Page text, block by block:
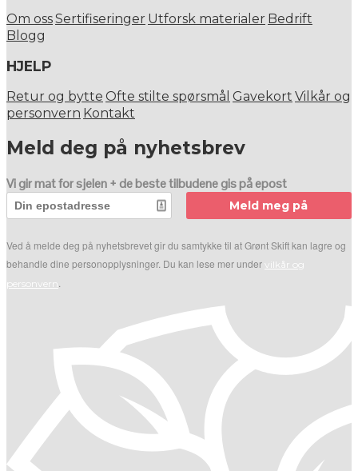
Om ossSertifiseringer Utforsk materialer Bedrift
Blogg
HJELP
Retur og bytte Ofte stilte spørsmål Gavekort Vilkår og
personvern Kontakt
Meld deg på nyhetsbrev
Vi gir mat for sjelen + de beste tilbudene gis på epost
Meld meg på
Ved å melde deg på nyhetsbrevet gir du samtykke til at Grønt Skift kan lagre og
behandle dine personopplysninger. Du kan lese mer under vilkår og
personvern